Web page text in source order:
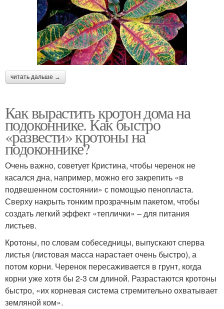
читать дальше →
Как вырастить кротон дома на
подоконнике. Как быстро
«развести» кротоны на
подоконнике?
Очень важно, советует Кристина, чтобы черенок не
касался дна, например, можно его закрепить «в
подвешенном состоянии» с помощью пенопласта.
Сверху накрыть тонким прозрачным пакетом, чтобы
создать легкий эффект «теплички» – для питания
листьев.
Кротоны, по словам собеседницы, выпускают сперва
листья (листовая масса нарастает очень быстро), а
потом корни. Черенок пересаживается в грунт, когда
корни уже хотя бы 2-3 см длиной. Разрастаются кротоны
быстро, «их корневая система стремительно охватывает
земляной ком».